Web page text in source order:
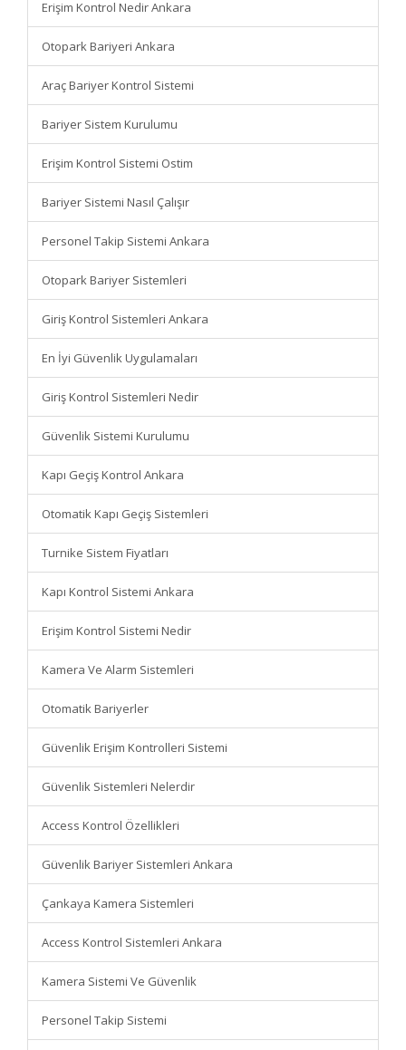
Erişim Kontrol Nedir Ankara
Otopark Bariyeri Ankara
Araç Bariyer Kontrol Sistemi
Bariyer Sistem Kurulumu
Erişim Kontrol Sistemi Ostim
Bariyer Sistemi Nasıl Çalışır
Personel Takip Sistemi Ankara
Otopark Bariyer Sistemleri
Giriş Kontrol Sistemleri Ankara
En İyi Güvenlik Uygulamaları
Giriş Kontrol Sistemleri Nedir
Güvenlik Sistemi Kurulumu
Kapı Geçiş Kontrol Ankara
Otomatik Kapı Geçiş Sistemleri
Turnike Sistem Fiyatları
Kapı Kontrol Sistemi Ankara
Erişim Kontrol Sistemi Nedir
Kamera Ve Alarm Sistemleri
Otomatik Bariyerler
Güvenlik Erişim Kontrolleri Sistemi
Güvenlik Sistemleri Nelerdir
Access Kontrol Özellikleri
Güvenlik Bariyer Sistemleri Ankara
Çankaya Kamera Sistemleri
Access Kontrol Sistemleri Ankara
Kamera Sistemi Ve Güvenlik
Personel Takip Sistemi